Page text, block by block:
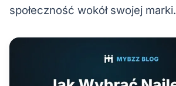
społeczność wokół swojej marki.